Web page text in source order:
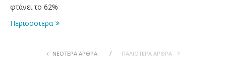
φτάνει το 62%
Περισσοτερα
ΝΕΟΤΕΡΑ ΆΡΘΡΑ ΠΑΛΙOΤΕΡΑ ΆΡΘΡΑ